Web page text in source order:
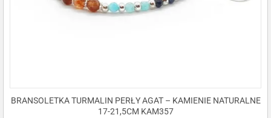
BRANSOLETKA TURMALIN PERŁY AGAT – KAMIENIE NATURALNE
17-21,5CM KAM357